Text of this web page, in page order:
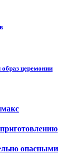
церемонии
опасными